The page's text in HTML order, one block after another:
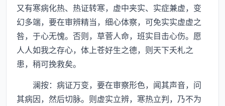
又有寒病化热、热证转寒，虚中夹实、实症兼虚，变
幻多端，要在审辨精当，细心体察，可免实实虚虚之
咎，于心无愧。否则，草菅人命，班实目击心伤。愿
人人如我之存心，体上苍好生之德，则天下夭札之
患，稍可挽救矣。
澜按：病证万变，要在审察形色，闻其声音，问
其病因，然后切脉。则虚实立辨，寒热立判，乃不为